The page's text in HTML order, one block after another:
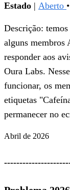
Estado | Aberto •
Descrição:
alguns membros
responder aos
Oura Labs.
funcionar, os
etiquetas
permanecer no
Abril de 2026